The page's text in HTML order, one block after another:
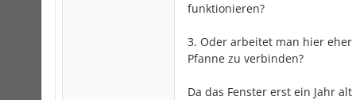
funktionieren?
3. Oder arbeitet man hier
Pfanne zu verbinden?
Da das Fenster erst ein Jahr